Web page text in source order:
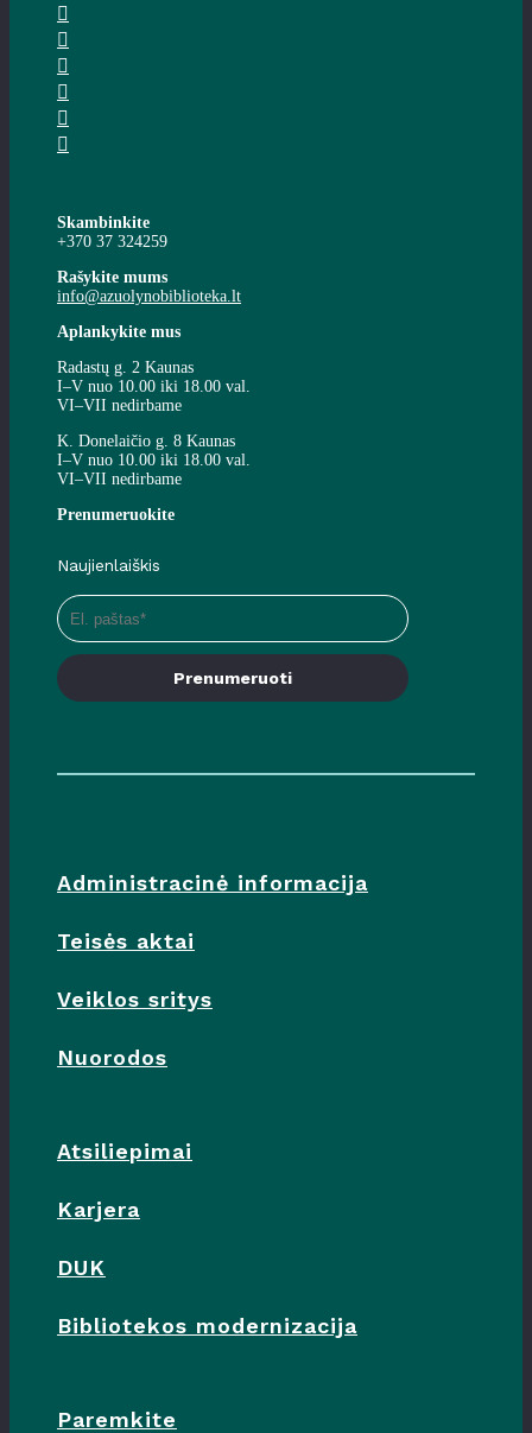
Skambinkite
+370 37 324259
Rašykite mums
info@azuolynobiblioteka.lt
Aplankykite mus
Radastų g. 2 Kaunas
I–V nuo 10.00 iki 18.00 val.
VI–VII nedirbame
K. Donelaičio g. 8 Kaunas
I–V nuo 10.00 iki 18.00 val.
VI–VII nedirbame
Prenumeruokite
Naujienlaiškis
Prenumeruoti
Administracinė informacija
Teisės aktai
Veiklos sritys
Nuorodos
Atsiliepimai
Karjera
DUK
Bibliotekos modernizacija
Paremkite